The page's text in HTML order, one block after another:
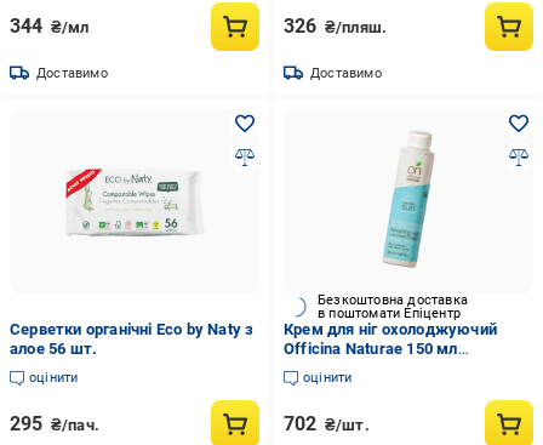
344 ₴/мл
Доставимо
326 ₴/пляш.
Доставимо
Серветки органічні Eco by Naty з
алое 56 шт.
оцінити
295 ₴/пач.
Безкоштовна доставка
в поштомати Епіцентр
Крем для ніг охолоджуючий
Officina Naturae 150 мл
(8033148532739)
оцінити
702 ₴/шт.